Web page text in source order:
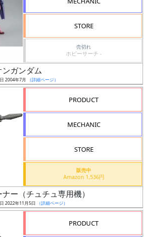
STORE
売切れ
ホビーサーチ -
ガンダム
2004年7月 （詳細ページ）
PRODUCT
MECHANIC
STORE
販売中
Amazon 1,536円
ー（チュチュ専用機）
2022年11月5日 （詳細ページ）
PRODUCT